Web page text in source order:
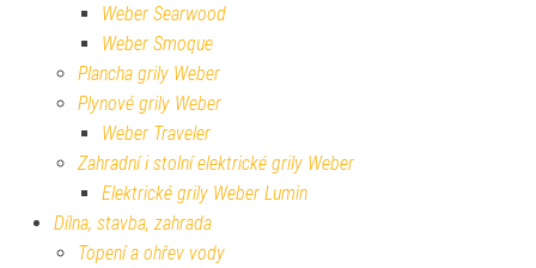
Weber Searwood
Weber Smoque
Plancha grily Weber
Plynové grily Weber
Weber Traveler
Zahradní i stolní elektrické grily Weber
Elektrické grily Weber Lumin
Dílna, stavba, zahrada
Topení a ohřev vody